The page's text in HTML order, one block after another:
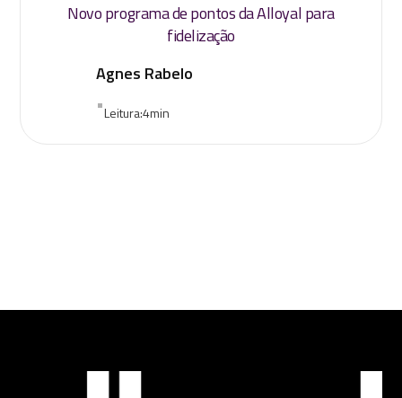
Novo programa de pontos da Alloyal para
fidelização
Agnes Rabelo
•Leitura:4min